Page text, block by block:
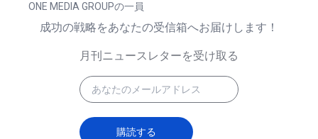
ONE MEDIA GROUPの一員
成功の戦略をあなたの受信箱へお届けします！
月刊ニュースレターを受け取る
購読する